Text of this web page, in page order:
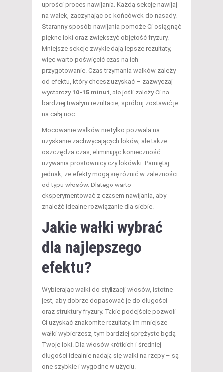
uprości proces nawijania. Każdą sekcję nawijaj
na wałek, zaczynając od końcówek do nasady.
Staranny sposób nawijania pomoże Ci osiągnąć
piękne loki oraz zwiększyć objętość fryzury.
Mniejsze sekcje zwykle dają lepsze rezultaty,
więc warto poświęcić czas na ich
przygotowanie. Czas trzymania wałków zależy
od efektu, który chcesz uzyskać – zazwyczaj
wystarczy 10-15 minut, ale jeśli zależy Ci na
bardziej trwałym rezultacie, spróbuj zostawić je
na całą noc.
Mocowanie wałków nie tylko pozwala na
uzyskanie zachwycających loków, ale także
oszczędza czas, eliminując konieczność
używania prostownicy czy lokówki. Pamiętaj
jednak, że efekty mogą się różnić w zależności
od typu włosów. Dlatego warto
eksperymentować z czasem nawijania, aby
znaleźć idealne rozwiązanie dla siebie.
Jakie wałki wybrać
dla najlepszego
efektu?
Wybierając wałki do stylizacji włosów, istotne
jest, aby dobrze dopasować je do długości
oraz struktury fryzury. Takie podejście pozwoli
Ci uzyskać znakomite rezultaty. Im mniejsze
wałki wybierzesz, tym bardziej sprężyste będą
Twoje loki. Dla włosów krótkich i średniej
długości idealnie nadają się wałki na rzepy – są
one szybkie i wygodne w użyciu.